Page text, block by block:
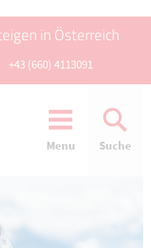
in Österreich
+43 (660) 4113091
Menu Suche